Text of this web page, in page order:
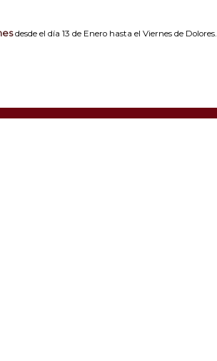
desde el día 13 de Enero hasta el Viernes de Dolores.